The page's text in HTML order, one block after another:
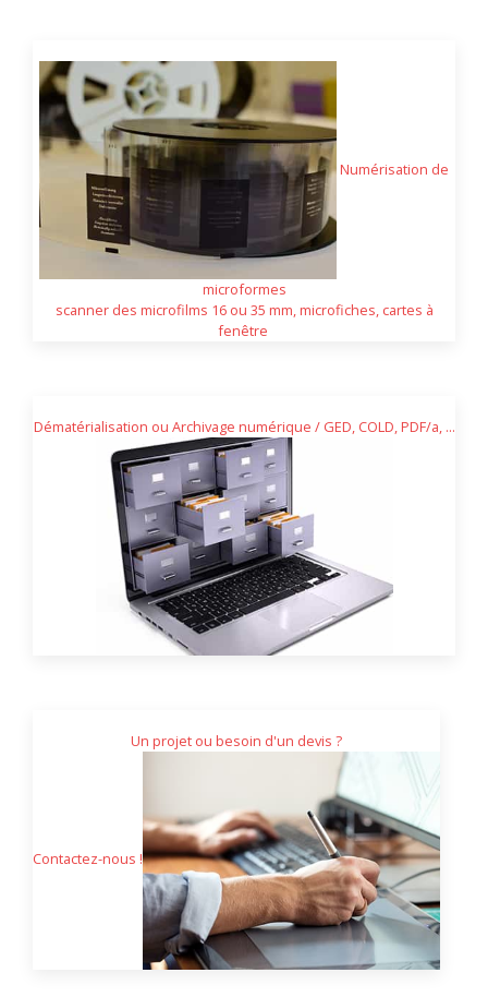
Numérisation de
microformes
scanner des microfilms 16 ou 35 mm, microfiches, cartes à
fenêtre
Dématérialisation ou Archivage numérique / GED, COLD, PDF/a, ...
Un projet ou besoin d'un devis ?
Contactez-nous !